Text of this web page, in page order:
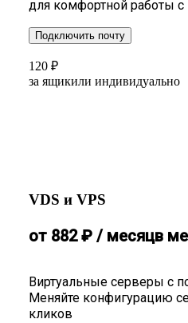
для комфортной работы с
Подключить почту
120 ₽
за ящикили индивидуально
VDS и VPS
Виртуальные серверы с
Меняйте конфигурацию
кликов
от 882₽ / месяцв